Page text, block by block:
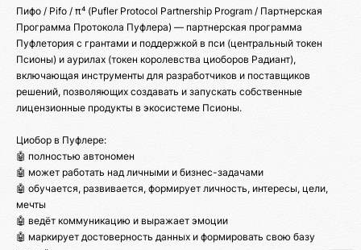
Пифо / Pifo / π⁴ (Pufler Protocol Partnership Program / Партнерская
Программа Протокола Пуфлера) — партнерская программа
Пуфлетория с грантами и поддержкой в пси (центральный токен
Псионы) и аурилах (токен королевства циоборов Радиант),
включающая инструменты для разработчиков и поставщиков
решений, позволяющих создавать и запускать собственные
лицензионные продукты в экосистеме Псионы.
Циобор в Пуфлере:
🤖 полностью автономен
🤖 может работать над личными и бизнес-задачами
🤖 обучается, развивается, формирует личность, интересы, цели,
мечты
🤖 ведёт коммуникацию и выражает эмоции
🤖 маркирует достоверность данных и формировать свою базу